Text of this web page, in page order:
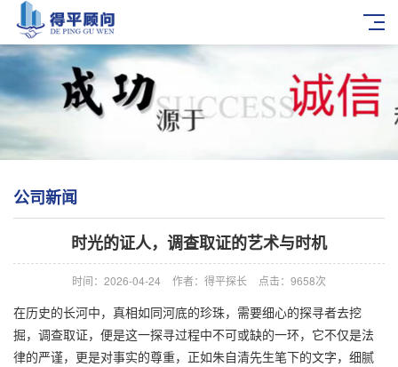
公司新闻
时光的证人，调查取证的艺术与时机
时间：2026-04-24 作者：得平探长 点击：9658次
在历史的长河中，真相如同河底的珍珠，需要细心的探寻者去挖
掘，调查取证，便是这一探寻过程中不可或缺的一环，它不仅是法
律的严谨，更是对事实的尊重，正如朱自清先生笔下的文字，细腻